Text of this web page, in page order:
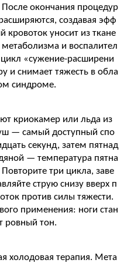
окончания процедур
создавая эфф
уносит из ткане
и воспалител
«сужение-расширени
и снимает тяжесть в обла
синдроме.
криокамер или льда из
— самый доступный спо
секунд, затем пятнад
— температура пятна
три цикла, заве
струю снизу вверх п
против силы тяжести.
применения: ноги стан
ровный тон.
холодовая терапия. Мета